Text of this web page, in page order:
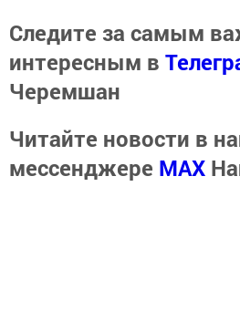
Следите за самым
интересным в
Черемшан
Читайте новости в
мессенджере MАХ